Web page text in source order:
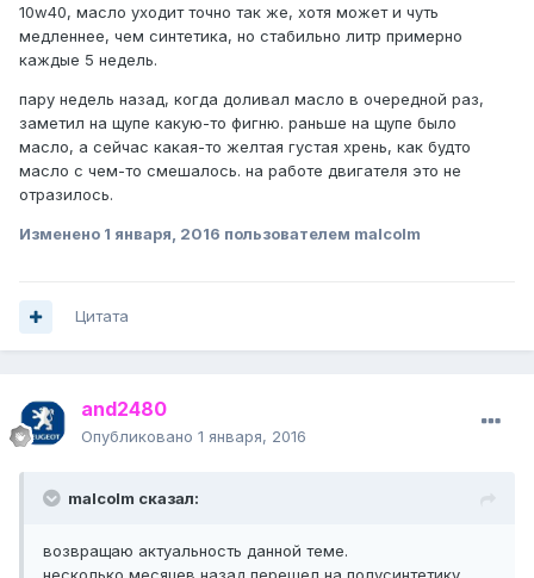
10w40, масло уходит точно так же, хотя может и чуть
медленнее, чем синтетика, но стабильно литр примерно
каждые 5 недель.
пару недель назад, когда доливал масло в очередной раз,
заметил на щупе какую-то фигню. раньше на щупе было
масло, а сейчас какая-то желтая густая хрень, как будто
масло с чем-то смешалось. на работе двигателя это не
отразилось.
Изменено 1 января, 2016 пользователем malcolm
Цитата
and2480
Опубликовано 1 января, 2016
malcolm сказал:
возвращаю актуальность данной теме.